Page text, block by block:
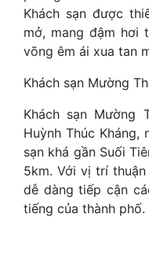
Khách sạn được
mở, mang đậm hơi
võng êm ái xua tan
Khách sạn Mường
Khách sạn Mường
Huỳnh Thúc
sạn khá gần Suối
5km. Với vị trí
dễ dàng tiếp cận
tiếng của thành phố.